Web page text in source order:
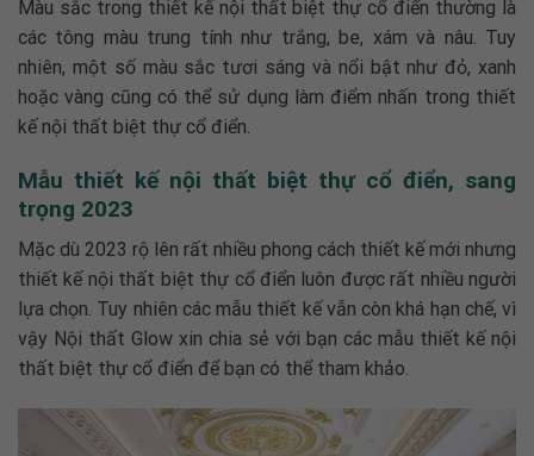
Màu sắc trong thiết kế nội thất biệt thự cổ điển thường là
các tông màu trung tính như trắng, be, xám và nâu. Tuy
nhiên, một số màu sắc tươi sáng và nổi bật như đỏ, xanh
hoặc vàng cũng có thể sử dụng làm điểm nhấn trong thiết
kế nội thất biệt thự cổ điển.
Mẫu thiết kế nội thất biệt thự cổ điển, sang
trọng 2023
Mặc dù 2023 rộ lên rất nhiều phong cách thiết kế mới nhưng
thiết kế nội thất biệt thự cổ điển luôn được rất nhiều người
lựa chọn. Tuy nhiên các mẫu thiết kế vẫn còn khá hạn chế, vì
vậy Nội thất Glow xin chia sẻ với bạn các mẫu thiết kế nội
thất biệt thự cổ điển để bạn có thể tham khảo.